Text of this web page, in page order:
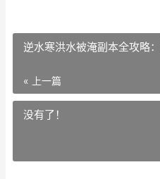
逆水寒洪水被淹副本全攻略
« 上一篇
没有了！